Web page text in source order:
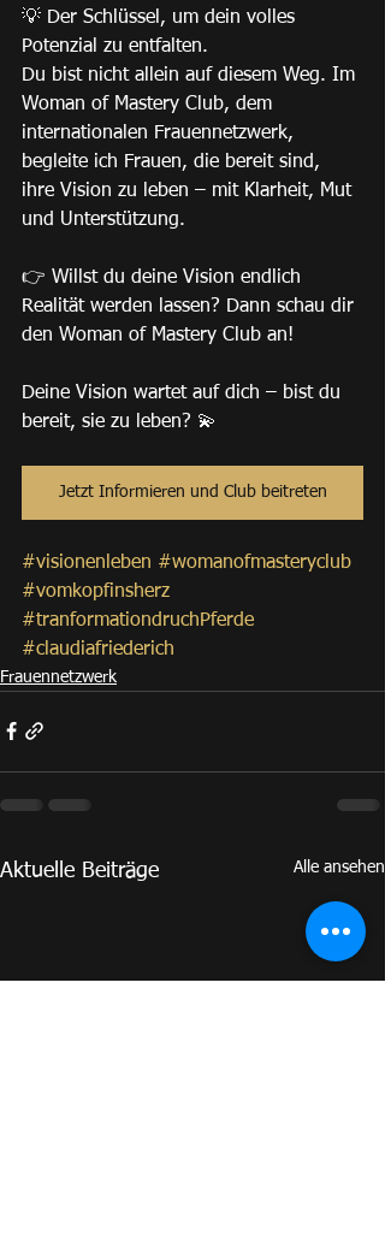
💡 Der Schlüssel, um dein volles
Potenzial zu entfalten.
Du bist nicht allein auf diesem Weg. Im
Woman of Mastery Club, dem
internationalen Frauennetzwerk,
begleite ich Frauen, die bereit sind,
ihre Vision zu leben – mit Klarheit, Mut
und Unterstützung.
👉 Willst du deine Vision endlich
Realität werden lassen? Dann schau dir
den Woman of Mastery Club an!
Deine Vision wartet auf dich – bist du
bereit, sie zu leben? 💫
Jetzt Informieren und Club beitreten
#visionenleben #womanofmasteryclub
#vomkopfinsherz
#tranformationdruchPferde
#claudiafriederich
Frauennetzwerk
Aktuelle Beiträge Alle ansehen